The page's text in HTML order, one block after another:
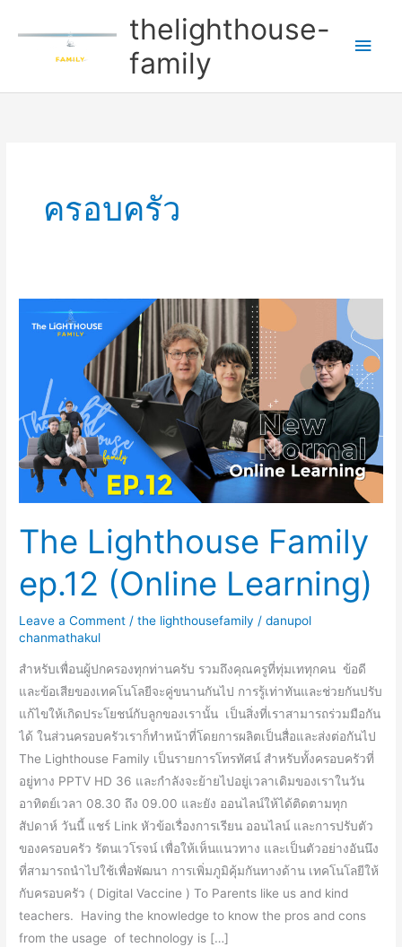
thelighthouse-
family
ครอบครัว
The Lighthouse Family
ep.12 (Online Learning)
Leave a Comment /the lighthousefamily /danupol
chanmathakul
สำหรับเพื่อนผู้ปกครองทุกท่านครับ รวมถึงคุณครูที่ทุ่มเททุกคน ข้อดี
และข้อเสียของเทคโนโลยีจะคู่ขนานกันไป การรู้เท่าทันและช่วยกันปรับ
แก้ไขให้เกิดประโยชน์กับลูกของเรานั้น เป็นสิ่งที่เราสามารถร่วมมือกัน
ได้ ในส่วนครอบครัวเราก็ทำหน้าที่โดยการผลิตเป็นสื่อและส่งต่อกันไป
The Lighthouse Family เป็นรายการโทรทัศน์ สำหรับทั้งครอบครัวที่
อยู่ทาง PPTV HD 36 และกำลังจะย้ายไปอยู่เวลาเดิมของเราในวัน
อาทิตย์เวลา 08.30 ถึง 09.00 และยัง ออนไลน์ให้ได้ติดตามทุก
สัปดาห์ วันนี้ แชร์ Link หัวข้อเรื่องการเรียน ออนไลน์ และการปรับตัว
ของครอบครัว รัตนเวโรจน์ เพื่อให้เห็นแนวทาง และเป็นตัวอย่างอันนึง
ที่สามารถนำไปใช้เพื่อพัฒนา การเพิ่มภูมิคุ้มกันทางด้าน เทคโนโลยีให้
กับครอบครัว ( Digital Vaccine ) To Parents like us and kind
teachers. Having the knowledge to know the pros and cons
from the usage of technology is […]
Lighthouse
(Online
Learning)